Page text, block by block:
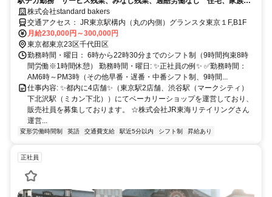
当有株式会社standard bakers
交通アクセス： JR東京駅構内（丸の内側）グランスタ東京１F,B1F
月給230,000円～300,000円
東京都東京23区千代田区
勤務時間・曜日： 6時から22時30分までのシフト制（9時間拘束8時
間労働※1時間休憩） 勤務時間・曜日: ✨正社員の例✨ ✅勤務時間：
AM6時～PM3時（その他早番・遅番・中番シフト制、9時間...
仕事内容: ✨都内に4店舗✨（東京駅2店舗、渋谷駅（マークシティ）
下北沢駅（ミカン下北））にてベーカリーショップを運営しており、
販売社員を募集しております。 ☆株式会社JR東海リテイリングさん
運営...
変形労働時間制 英語 交通費支給 駅近5分以内 シフト制 昇給あり
正社員